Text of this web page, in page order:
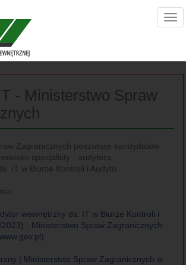
- Ministerstwo Spraw
Zagranicznych poszukuje kandydatów
specjalisty - audytora
IT w Biurze Kontroli i Audytu.
wewnętrzny ds. IT w Biurze Kontroli i
2023) - Ministerstwo Spraw Zagranicznych
| Ministerstwo Spraw Zagranicznych w